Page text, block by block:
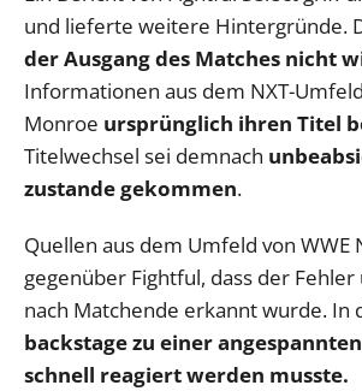
und lieferte weitere Hintergründe.
der Ausgang des Matches nicht
Informationen aus dem NXT-
Monroe ursprünglich ihren Titel
Titelwechsel sei demnach
zustande gekommen.
Quellen aus dem Umfeld von WWE
gegenüber Fightful, dass der
nach Matchende erkannt wurde. In
backstage zu einer
schnell reagiert werden musste.